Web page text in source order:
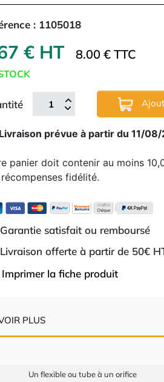
: 1105018
€ HT 8.00 € TTC
Livraison prévue à partir du 11/
panier doit contenir au moins
fidélité.
Garantie satisfait ou remboursé
Livraison offerte à partir de 50€
Imprimer la fiche produit
PLUS
Un flexible ou tube à un orifice